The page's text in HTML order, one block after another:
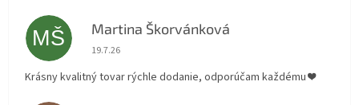
MŠ Martina Škorvánková
Hodnotenie obchodu je 5 z 5 hviezdičiek.
19.7.26
Krásny kvalitný tovar rýchle dodanie, odporúčam každému ❤️